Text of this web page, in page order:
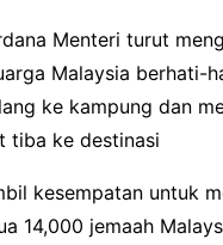
Menteri turut
Malaysia berhati-
ke kampung dan
tiba ke destinasi
kesempatan untuk
14,000 jemaah